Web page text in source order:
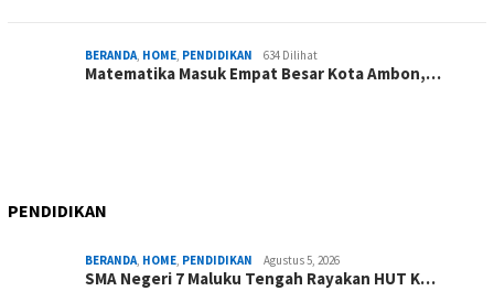
BERANDA, HOME, PENDIDIKAN 634 Dilihat
Matematika Masuk Empat Besar Kota Ambon,…
PENDIDIKAN
BERANDA, HOME, PENDIDIKAN Agustus 5, 2026
SMA Negeri 7 Maluku Tengah Rayakan HUT K…